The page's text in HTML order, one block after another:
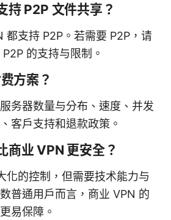
持 P2P 文件共享？
都支持 P2P。若需要 P2P，请
的支持与限制。
方案？
务器数量与分布、速度、并发
客户支持和退款政策。
商业 VPN 更安全？
化的控制，但需要技术能力与
普通用户而言，商业 VPN 的
易保障。